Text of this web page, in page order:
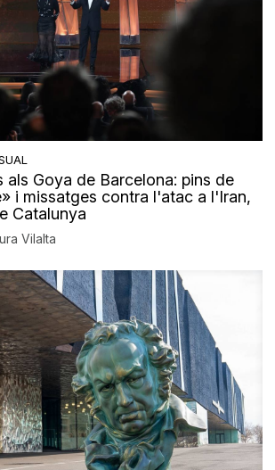
als Goya de Barcelona: pins de
i missatges contra l'atac a l'Iran,
Catalunya
Vilalta